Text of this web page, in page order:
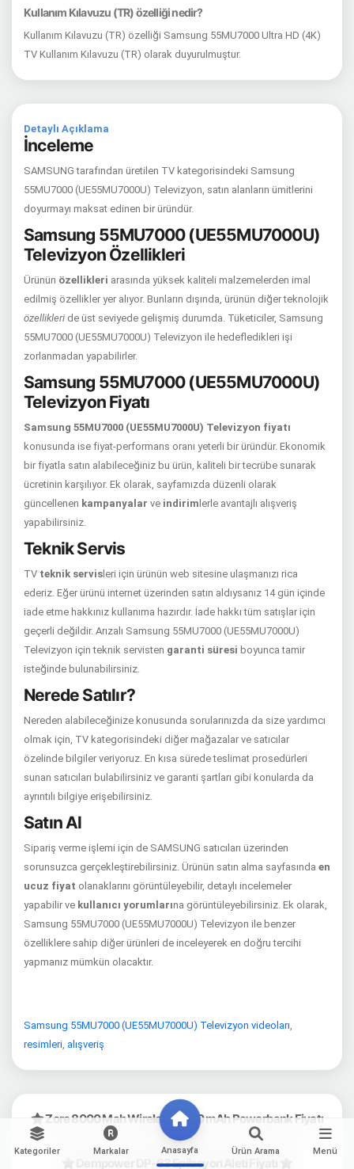
Kategoriler Markalar Anasayfa Ürün Arama Menü
Kullanım Kılavuzu (TR) özelliği nedir?
Kullanım Kılavuzu (TR) özelliği Samsung 55MU7000 Ultra HD (4K)
TV Kullanım Kılavuzu (TR) olarak duyurulmuştur.
Detaylı Açıklama
İnceleme
SAMSUNG tarafından üretilen TV kategorisindeki Samsung
55MU7000 (UE55MU7000U) Televizyon, satın alanların ümitlerini
doyurmayı maksat edinen bir üründür.
Samsung 55MU7000 (UE55MU7000U)
Televizyon Özellikleri
Ürünün özellikleri arasında yüksek kaliteli malzemelerden imal
edilmiş özellikler yer alıyor. Bunların dışında, ürünün diğer teknolojik
özellikleri de üst seviyede gelişmiş durumda. Tüketiciler, Samsung
55MU7000 (UE55MU7000U) Televizyon ile hedefledikleri işi
zorlanmadan yapabilirler.
Samsung 55MU7000 (UE55MU7000U)
Televizyon Fiyatı
Samsung 55MU7000 (UE55MU7000U) Televizyon fiyatı
konusunda ise fiyat-performans oranı yeterli bir üründür. Ekonomik
bir fiyatla satın alabileceğiniz bu ürün, kaliteli bir tecrübe sunarak
ücretinin karşılıyor. Ek olarak, sayfamızda düzenli olarak
güncellenen kampanyalar ve indirim lerle avantajlı alışveriş
yapabilirsiniz.
Teknik Servis
TV teknik servis leri için ürünün web sitesine ulaşmanızı rica
ederiz. Eğer ürünü internet üzerinden satın aldıysanız 14 gün içinde
iade etme hakkınız kullanıma hazırdır. İade hakkı tüm satışlar için
geçerli değildir. Arızalı Samsung 55MU7000 (UE55MU7000U)
Televizyon için teknik servisten garanti süresi boyunca tamir
isteğinde bulunabilirsiniz.
Nerede Satılır?
Nereden alabileceğinize konusunda sorularınızda da size yardımcı
olmak için, TV kategorisindeki diğer mağazalar ve satıcılar
özelinde bilgiler veriyoruz. En kısa sürede teslimat prosedürleri
sunan satıcıları bulabilirsiniz ve garanti şartları gibi konularda da
ayrıntılı bilgiye erişebilirsiniz.
Satın Al
Sipariş verme işlemi için de SAMSUNG satıcıları üzerinden
sorunsuzca gerçekleştirebilirsiniz. Ürünün satın alma sayfasında en
ucuz fiyat olanaklarını görüntüleyebilir, detaylı incelemeler
yapabilir ve kullanıcı yorumlarına görüntüleyebilirsiniz. Ek olarak,
Samsung 55MU7000 (UE55MU7000U) Televizyon ile benzer
özelliklere sahip diğer ürünleri de inceleyerek en doğru tercihi
yapmanız mümkün olacaktır.
Samsung 55MU7000 (UE55MU7000U) Televizyon videoları,
resimleri, alışveriş
Zore 8000 Mah Wireless 8000 mAh Powerbank Fiyatı
Dempower DP-63 Epilasyon Aleti Fiyatı